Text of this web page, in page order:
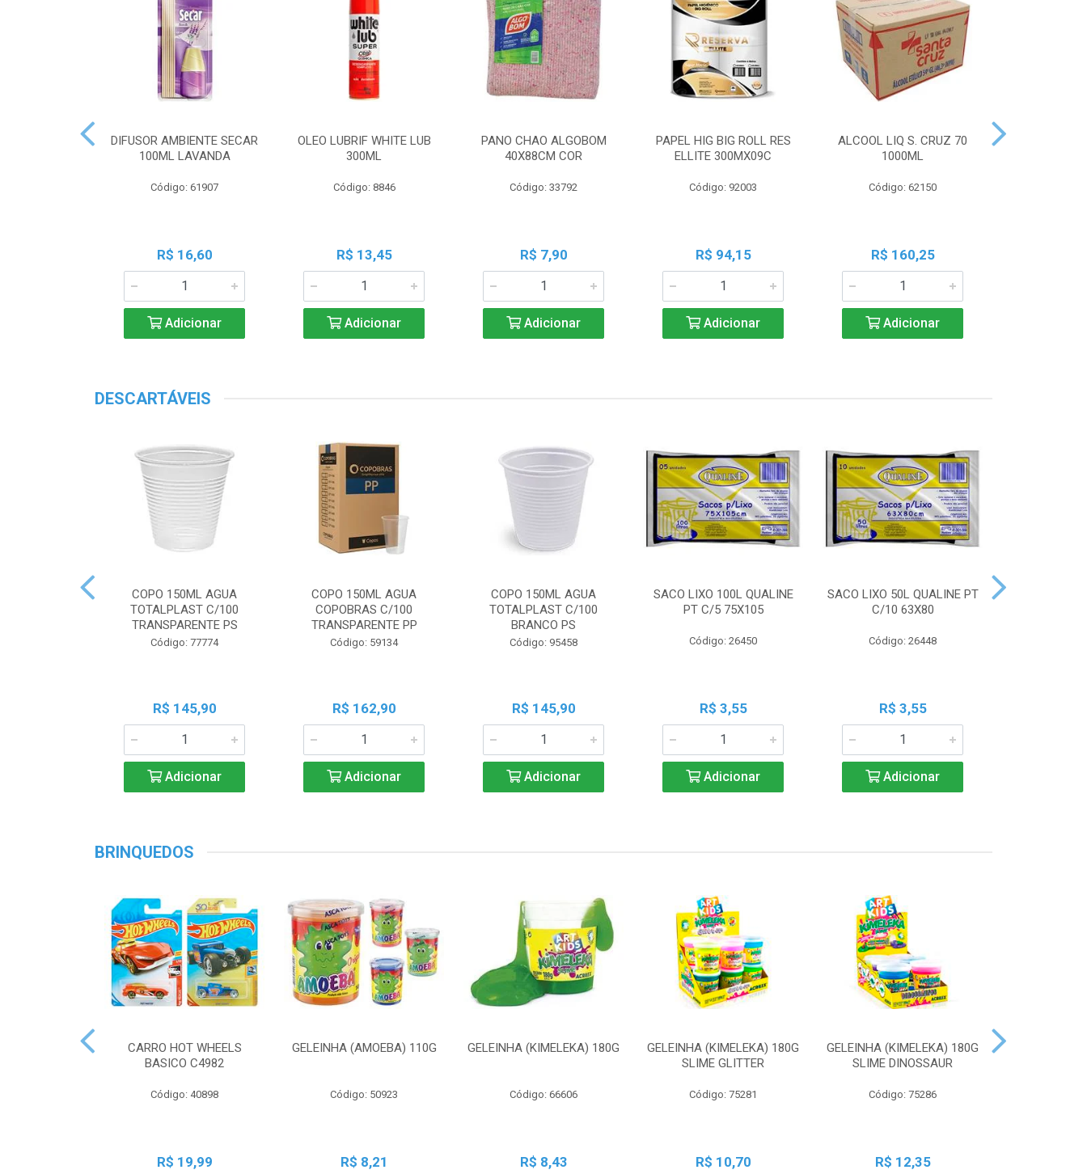
DIFUSOR AMBIENTE SECAR
100ML LAVANDA
Código: 61907
R$ 16,60
Adicionar
OLEO LUBRIF WHITE LUB
300ML
Código: 8846
R$ 13,45
Adicionar
PANO CHAO ALGOBOM
40X88CM COR
Código: 33792
R$ 7,90
Adicionar
PAPEL HIG BIG ROLL RES
ELLITE 300MX09C
Código: 92003
R$ 94,15
Adicionar
ALCOOL LIQ S. CRUZ 70
1000ML
Código: 62150
R$ 160,25
Adicionar
DESCARTÁVEIS
COPO 150ML AGUA
TOTALPLAST C/100
TRANSPARENTE PS
Código: 77774
R$ 145,90
Adicionar
COPO 150ML AGUA
COPOBRAS C/100
TRANSPARENTE PP
Código: 59134
R$ 162,90
Adicionar
COPO 150ML AGUA
TOTALPLAST C/100
BRANCO PS
Código: 95458
R$ 145,90
Adicionar
SACO LIXO 100L QUALINE
PT C/5 75X105
Código: 26450
R$ 3,55
Adicionar
SACO LIXO 50L QUALINE PT
C/10 63X80
Código: 26448
R$ 3,55
Adicionar
BRINQUEDOS
CARRO HOT WHEELS
BASICO C4982
Código: 40898
R$ 19,99
GELEINHA (AMOEBA) 110G
Código: 50923
R$ 8,21
GELEINHA (KIMELEKA) 180G
Código: 66606
R$ 8,43
GELEINHA (KIMELEKA) 180G
SLIME GLITTER
Código: 75281
R$ 10,70
GELEINHA (KIMELEKA) 180G
SLIME DINOSSAUR
Código: 75286
R$ 12,35